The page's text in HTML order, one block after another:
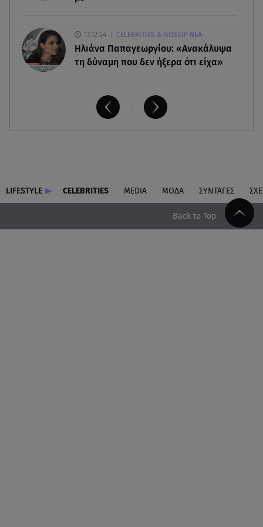
17.12.24 CELEBRITIES & GOSSIP ΝΕΑ
Ηλιάνα Παπαγεωργίου: «Ανακάλυψα
τη δύναμη που δεν ήξερα ότι είχα»
LIFESTYLE CELEBRITIES MEDIA ΜΟΔΑ ΣΥΝΤΑΓΕΣ
Back to Top